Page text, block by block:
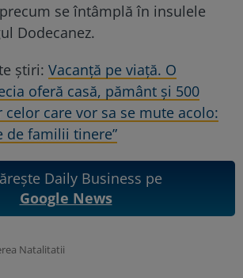
se întâmplă în insulele
Dodecanez.
știri: Vacanţă pe viaţă. O
oferă casă, pământ şi 500
celor care vor sa se mute acolo:
de familii tinere”
Daily Business pe
Google News
Natalitatii